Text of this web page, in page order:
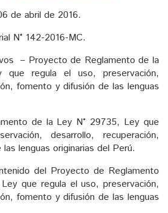
de abril de 2016.
N° 142-2016-MC.
– Proyecto de Reglamento de la
regula el uso, preservación,
fomento y difusión de las lenguas
de la Ley N° 29735, Ley que
desarrollo, recuperación,
lenguas originarias del Perú.
del Proyecto de Reglamento
que regula el uso, preservación,
fomento y difusión de las lenguas